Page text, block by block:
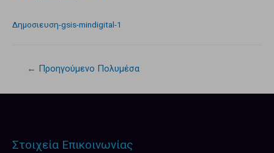
Δημοσιευση-gsis-mindigital-1
← Προηγούμενο Πολυμέσα
Στοιχεία Επικοινωνίας